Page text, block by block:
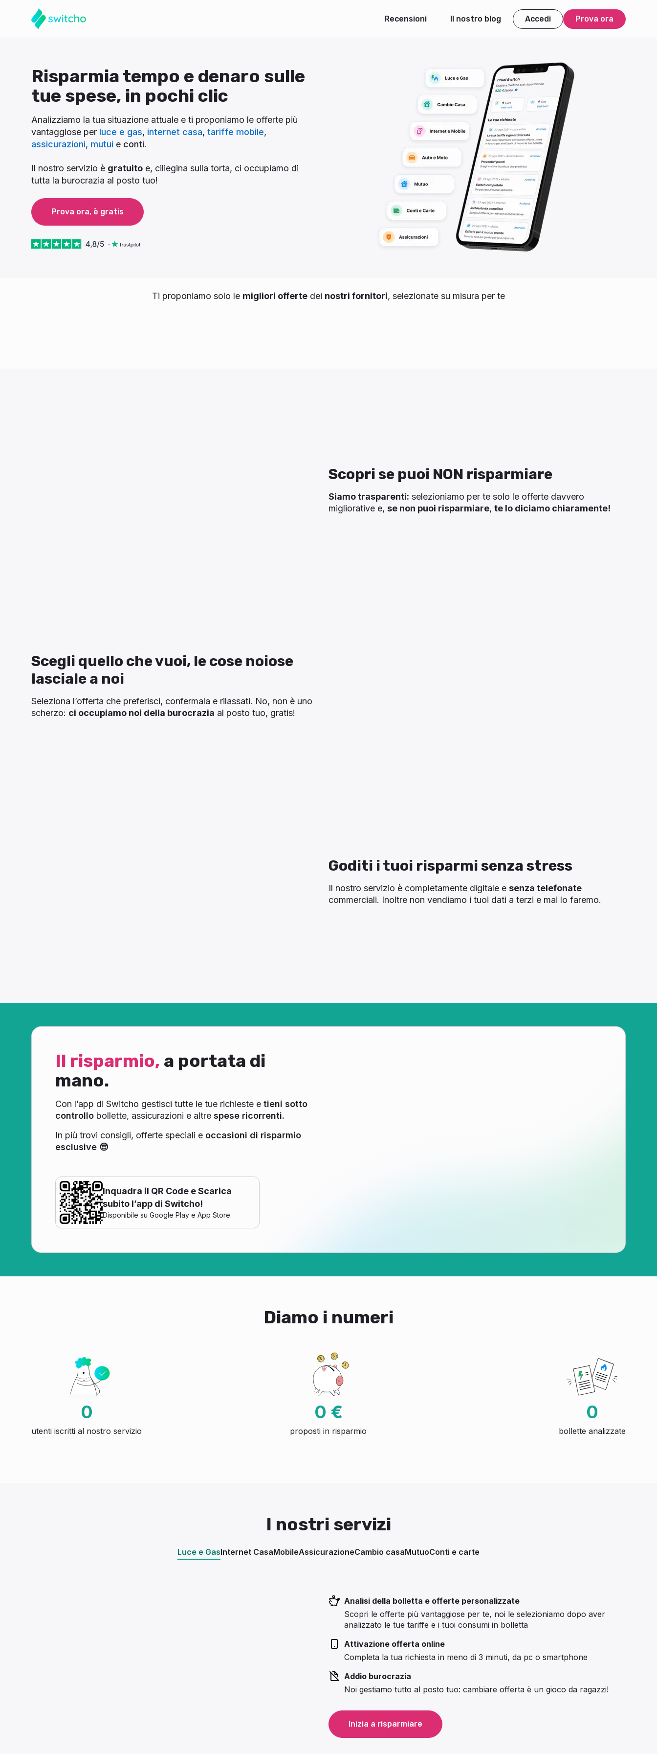
Recensioni Il nostro blog Accedi Prova ora
Risparmia tempo e denaro sulle
tue spese, in pochi clic
Analizziamo la tua situazione attuale e ti proponiamo le offerte più
vantaggiose per luce e gas, internet casa, tariffe mobile,
assicurazioni, mutui e conti.
Il nostro servizio è gratuito e, ciliegina sulla torta, ci occupiamo di
tutta la burocrazia al posto tuo!
Prova ora, è gratis
Ti proponiamo solo le migliori offerte dei nostri fornitori, selezionate su misura per te
Scopri se puoi NON risparmiare
Siamo trasparenti: selezioniamo per te solo le offerte davvero
migliorative e, se non puoi risparmiare, te lo diciamo chiaramente!
Scegli quello che vuoi, le cose noiose
lasciale a noi
Seleziona l’offerta che preferisci, confermala e rilassati. No, non è uno
scherzo: ci occupiamo noi della burocrazia al posto tuo, gratis!
Goditi i tuoi risparmi senza stress
Il nostro servizio è completamente digitale e senza telefonate
commerciali. Inoltre non vendiamo i tuoi dati a terzi e mai lo faremo.
Il risparmio, a portata di
mano.
Con l’app di Switcho gestisci tutte le tue richieste e tieni sotto
controllo bollette, assicurazioni e altre spese ricorrenti.
In più trovi consigli, offerte speciali e occasioni di risparmio
esclusive 😎
Inquadra il QR Code e Scarica
subito l’app di Switcho!
Disponibile su Google Play e App Store.
Diamo i numeri
0
utenti iscritti al nostro servizio
0 €
proposti in risparmio
0
bollette analizzate
I nostri servizi
Luce e GasInternet CasaMobileAssicurazioneCambio casaMutuoConti e carte
Analisi della bolletta e offerte personalizzate
Scopri le offerte più vantaggiose per te, noi le selezioniamo dopo aver
analizzato le tue tariffe e i tuoi consumi in bolletta
Attivazione offerta online
Completa la tua richiesta in meno di 3 minuti, da pc o smartphone
Addio burocrazia
Noi gestiamo tutto al posto tuo: cambiare offerta è un gioco da ragazzi!
Inizia a risparmiare